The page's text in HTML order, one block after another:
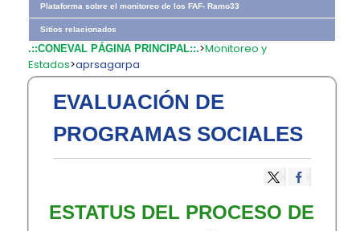
Plataforma sobre el monitoreo de los FAF- Ramo33
Sitios relacionados
.::CONEVAL PÁGINA PRINCIPAL::.>Monitoreo y
Estados>aprsagarpa
EVALUACIÓN DE
PROGRAMAS SOCIALES
ESTATUS DEL PROCESO DE